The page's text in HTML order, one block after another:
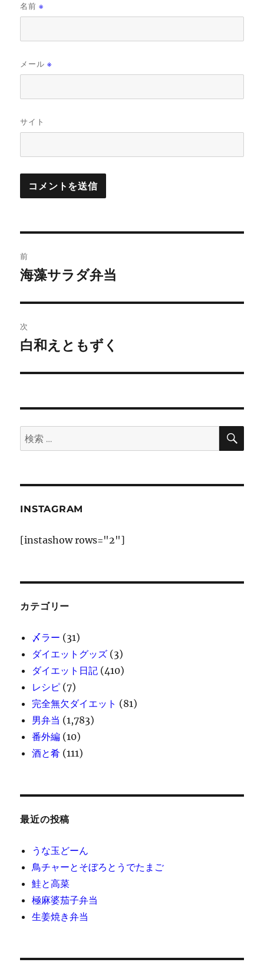
名前※
メール※
サイト
稿
ビ
ゲ
ー
ン
前
前
投
稿:
海藻サラダ弁当
次
次
投
白和えともずく
検
索:
検
INSTAGRAM
[instashow rows="2"]
カテゴリー
〆ラー (31)
ダイエットグッズ (3)
ダイエット日記 (410)
レシピ (7)
完全無欠ダイエット (81)
男弁当 (1,783)
番外編 (10)
酒と肴 (111)
最近の投稿
うな玉どーん
鳥チャーとそぼろとうでたまご
鮭と高菜
極麻婆茄子弁当
生姜焼き弁当